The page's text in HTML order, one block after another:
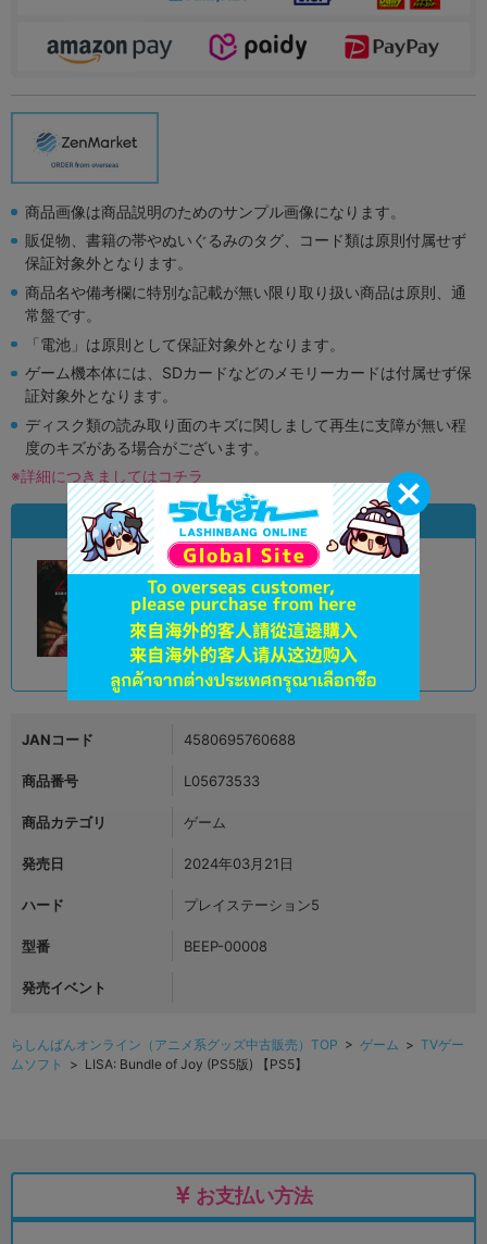
商品画像は商品説明のためのサンプル画像になります。
販促物、書籍の帯やぬいぐるみのタグ、コード類は原則付属せず
保証対象外となります。
商品名や備考欄に特別な記載が無い限り取り扱い商品は原則、通
常盤です。
「電池」は原則として保証対象外となります。
ゲーム機本体には、SDカードなどのメモリーカードは付属せず保
証対象外となります。
ディスク類の読み取り面のキズに関しまして再生に支障が無い程
度のキズがある場合がございます。
※詳細につきましてはコチラ
状態違いの同一商品
状態 :A
岡山店
在庫あり 4,510 円 税込
JANコード 4580695760688
商品番号 L05673533
商品カテゴリ ゲーム
発売日 2024年03月21日
ハード プレイステーション5
型番 BEEP-00008
発売イベント
らしんばんオンライン（アニメ系グッズ中古販売）TOP > ゲーム > TVゲー
ムソフト
> LISA: Bundle of Joy (PS5版) 【PS5】
お支払い方法